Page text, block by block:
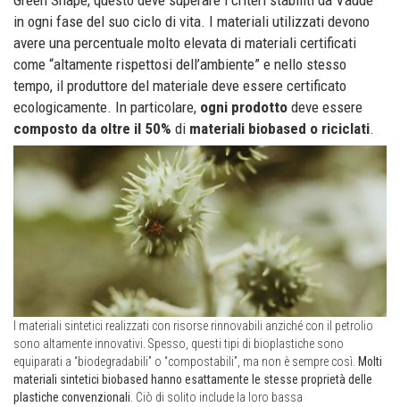
in ogni fase del suo ciclo di vita. I materiali utilizzati devono
avere una percentuale molto elevata di materiali certificati
come “altamente rispettosi dell’ambiente” e nello stesso
tempo, il produttore del materiale deve essere certificato
ecologicamente. In particolare, ogni prodotto deve essere
composto da oltre il 50% di materiali biobased o riciclati.
I materiali sintetici realizzati con risorse rinnovabili anziché con il petrolio
sono altamente innovativi. Spesso, questi tipi di bioplastiche sono
equiparati a “biodegradabili” o “compostabili”, ma non è sempre così. Molti
materiali sintetici biobased hanno esattamente le stesse proprietà delle
plastiche convenzionali . Ciò di solito include la loro bassa